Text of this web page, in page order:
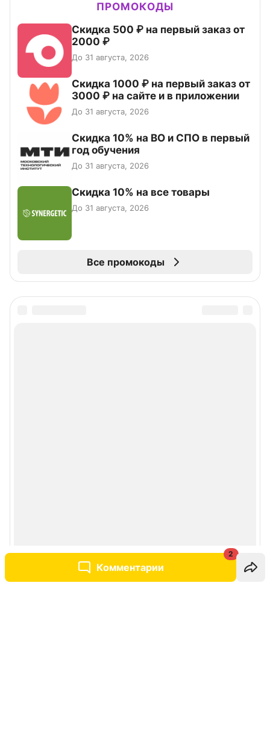
Комментарии
2
ПРОМОКОДЫ
Скидка 500 ₽ на первый заказ от
2000 ₽
До 31 августа, 2026
Скидка 1000 ₽ на первый заказ от
3000 ₽ на сайте и в приложении
До 31 августа, 2026
Скидка 10% на ВО и СПО в первый
год обучения
До 31 августа, 2026
Скидка 10% на все товары
До 31 августа, 2026
Все промокоды